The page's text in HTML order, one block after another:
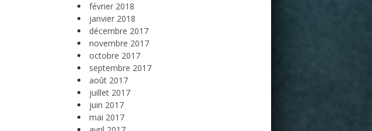
février 2018
janvier 2018
décembre 2017
novembre 2017
octobre 2017
septembre 2017
août 2017
juillet 2017
juin 2017
mai 2017